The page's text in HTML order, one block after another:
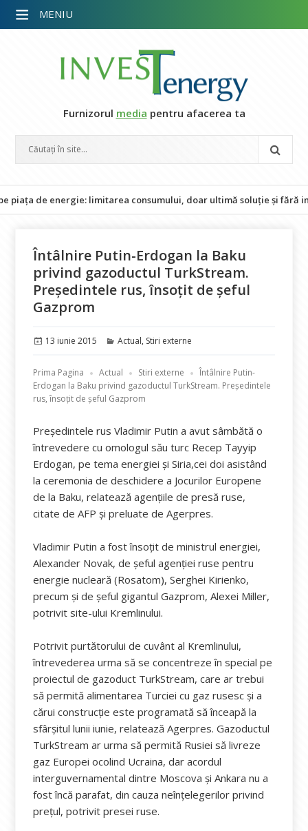
Furnizorul media pentru afacerea ta
energie: limitarea consumului, doar ultimă soluție și fără impact
Întâlnire Putin-Erdogan la Baku
privind gazoductul TurkStream.
Preşedintele rus, însoţit de şeful
Gazprom
Publicat
13 iunie 2015 Categorii
Actual, Stiri externe
Prima Pagina Actual Stiri externe
Întâlnire Putin-
Erdogan la Baku privind gazoductul TurkStream. Preşedintele
rus, însoţit de şeful Gazprom
Președintele rus Vladimir Putin a avut sâmbătă o
întrevedere cu omologul său turc Recep Tayyip
Erdogan, pe tema energiei şi Siria,cei doi asistând
la ceremonia de deschidere a Jocurilor Europene
de la Baku, relatează agențiile de presă ruse,
citate de AFP şi preluate de Agerpres.
Vladimir Putin a fost însoțit de ministrul energiei,
Alexander Novak, de șeful agenției ruse pentru
energie nucleară (Rosatom), Serghei Kirienko,
precum și de șeful gigantul Gazprom, Alexei Miller,
potrivit site-ului Kremlinului.
Potrivit purtătorului de cuvânt al Kremlinului,
întrevederea urma să se concentreze în special pe
proiectul de gazoduct TurkStream, care ar trebui
să permită alimentarea Turciei cu gaz rusesc și a
cărui construcție este programată să înceapă la
sfârșitul lunii iunie, relatează Agerpres. Gazoductul
TurkStream ar urma să permită Rusiei să livreze
gaz Europei ocolind Ucraina, dar acordul
interguvernamental dintre Moscova și Ankara nu a
fost încă parafat, din cauza neînțelegerilor privind
prețul, potrivit presei ruse.
MENIU